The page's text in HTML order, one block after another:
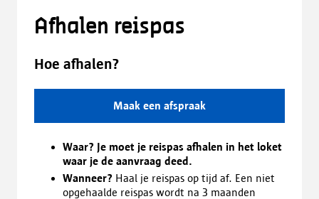
Afhalen reispas
Hoe afhalen?
Maak een afspraak
Waar? Je moet je reispas afhalen in het loket
waar je de aanvraag deed.
Wanneer? Haal je reispas op tijd af. Een niet
opgehaalde reispas wordt na 3 maanden